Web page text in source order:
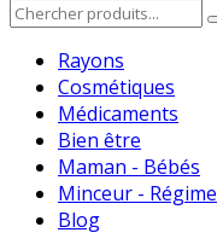
Rayons
Cosmétiques
Médicaments
Bien être
Maman - Bébés
Minceur - Régime
Blog